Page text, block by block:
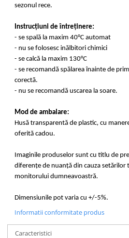
sezonul rece.
Instrucțiuni de întreținere:
- se spală la maxim 40°C automat
- nu se folosesc inălbitori chimici
- se calcă la maxim 130°C
- se recomandă spălarea înainte de
corectă.
- nu se recomandă uscarea la soare.
Mod de ambalare:
Husă transparentă de plastic, cu
oferită cadou.
Imaginile produselor sunt cu titlu de
diferențe de nuanță din cauza setărilor
monitorului dumneavoastră.
Dimensiunile pot varia cu +/-5%.
Informatii conformitate produs
Caracteristici